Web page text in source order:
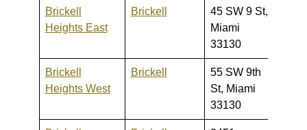
Brickell
Heights East
Brickell
45 SW 9 St,
Miami
33130
Brickell
Heights West
Brickell
55 SW 9th
St, Miami
33130